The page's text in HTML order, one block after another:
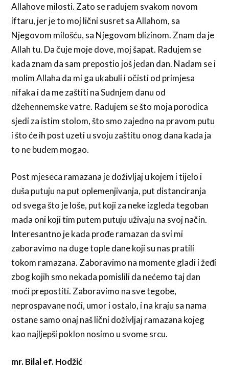
Allahove milosti. Zato se radujem svakom novom
iftaru, jer je to moj lični susret sa Allahom, sa
Njegovom milošću, sa Njegovom blizinom. Znam da je
Allah tu. Da čuje moje dove, moj šapat. Radujem se
kada znam da sam prepostio još jedan dan. Nadam se i
molim Allaha da mi ga ukabuli i očisti od primjesa
nifaka i da me zaštiti na Sudnjem danu od
džehennemske vatre. Radujem se što moja porodica
sjedi za istim stolom, što smo zajedno na pravom putu
i što će ih post uzeti u svoju zaštitu onog dana kada ja
to ne budem mogao.
Post mjeseca ramazana je doživljaj u kojem i tijelo i
duša putuju na put oplemenjivanja, put distanciranja
od svega što je loše, put koji za neke izgleda tegoban
mada oni koji tim putem putuju uživaju na svoj način.
Interesantno je kada prođe ramazan da svi mi
zaboravimo na duge tople dane koji su nas pratili
tokom ramazana. Zaboravimo na momente gladi i žeđi
zbog kojih smo nekada pomislili da nećemo taj dan
moći prepostiti. Zaboravimo na sve tegobe,
neprospavane noći, umor i ostalo, i na kraju sa nama
ostane samo onaj naš lični doživljaj ramazana kojeg
kao najljepši poklon nosimo u svome srcu.
mr. Bilal ef. Hodžić